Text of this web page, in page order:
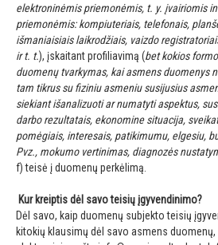
elektroninėmis priemonėmis, t. y. įvairiomis
priemonėmis: kompiuteriais, telefonais,
išmaniaisiais laikrodžiais, vaizdo
ir t. t.), įskaitant profiliavimą (bet kokios
duomenų tvarkymas, kai asmens duomenys
tam tikrus su fiziniu asmeniu susijusius
siekiant išanalizuoti ar numatyti aspektus,
darbo rezultatais, ekonomine situacija,
pomėgiais, interesais, patikimumu, elgesiu,
Pvz., mokumo vertinimas, diagnozės
f) teisė į duomenų perkėlimą.
Kur kreiptis dėl savo teisių įgyvendinimo?
Dėl savo, kaip duomenų subjekto teisių
kitokių klausimų dėl savo asmens